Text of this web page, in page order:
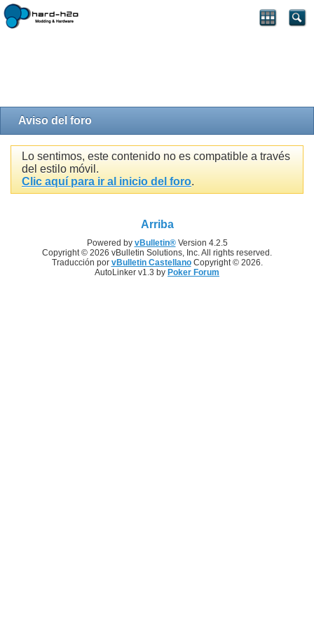
Aviso del foro
Lo sentimos, este contenido no es compatible a través
del estilo móvil.
Clic aquí para ir al inicio del foro.
Arriba
Powered by vBulletin®Version 4.2.5
Copyright © 2026 vBulletin Solutions, Inc. All rights reserved.
Traducción por vBulletin CastellanoCopyright © 2026.
AutoLinker v1.3 by Poker Forum